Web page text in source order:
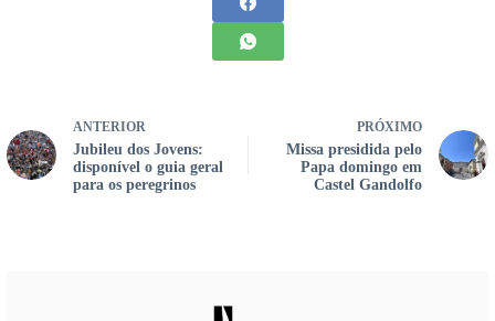
ANTERIOR
Jubileu dos Jovens:
disponível o guia geral
para os peregrinos
PRÓXIMO
Missa presidida pelo
Papa domingo em
Castel Gandolfo